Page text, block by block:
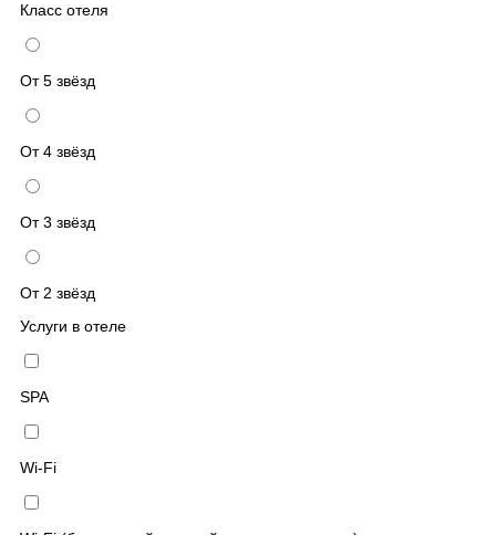
Класс отеля
От 5 звёзд
От 4 звёзд
От 3 звёзд
От 2 звёзд
Услуги в отеле
SPA
Wi-Fi